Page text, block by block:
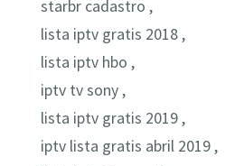
starbr cadastro ,
lista iptv gratis 2018 ,
lista iptv hbo ,
iptv tv sony ,
lista iptv gratis 2019 ,
iptv lista gratis abril 2019 ,